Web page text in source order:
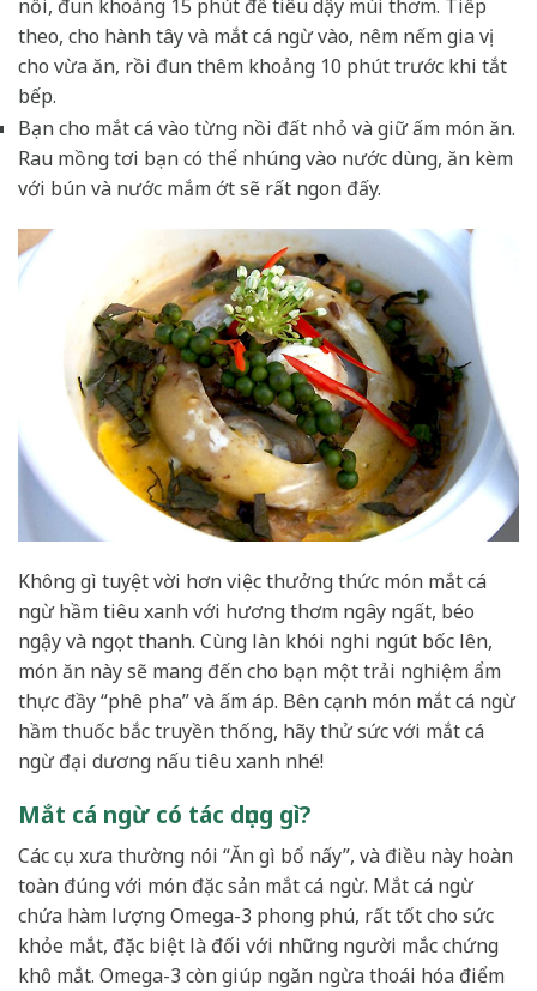
nồi, đun khoảng 15 phút để tiêu dậy mùi thơm. Tiếp
theo, cho hành tây và mắt cá ngừ vào, nêm nếm gia vị
cho vừa ăn, rồi đun thêm khoảng 10 phút trước khi tắt
bếp.
Bạn cho mắt cá vào từng nồi đất nhỏ và giữ ấm món ăn.
Rau mồng tơi bạn có thể nhúng vào nước dùng, ăn kèm
với bún và nước mắm ớt sẽ rất ngon đấy.
Không gì tuyệt vời hơn việc thưởng thức món mắt cá
ngừ hầm tiêu xanh với hương thơm ngây ngất, béo
ngậy và ngọt thanh. Cùng làn khói nghi ngút bốc lên,
món ăn này sẽ mang đến cho bạn một trải nghiệm ẩm
thực đầy “phê pha” và ấm áp. Bên cạnh món mắt cá ngừ
hầm thuốc bắc truyền thống, hãy thử sức với mắt cá
ngừ đại dương nấu tiêu xanh nhé!
Mắt cá ngừ có tác dụng gì?
Các cụ xưa thường nói “Ăn gì bổ nấy”, và điều này hoàn
toàn đúng với món đặc sản mắt cá ngừ. Mắt cá ngừ
chứa hàm lượng Omega-3 phong phú, rất tốt cho sức
khỏe mắt, đặc biệt là đối với những người mắc chứng
khô mắt. Omega-3 còn giúp ngăn ngừa thoái hóa điểm